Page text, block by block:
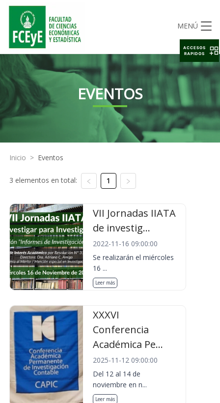
MENÚ
EVENTOS
Inicio > Eventos
3 elementos en total: 1
VII Jornadas IIATA
de investig...
2022-11-16 09:00:00
Se realizarán el miércoles
16 ...
Leer más
XXXVI
Conferencia
Académica Pe...
2025-11-12 09:00:00
Del 12 al 14 de
noviembre en n...
Leer más
ACCESOS
RAPIDOS